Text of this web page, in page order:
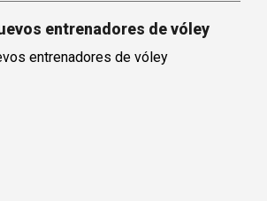
entrenadores de vóley